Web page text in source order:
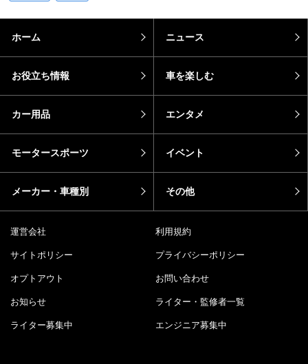
ホーム ニュース
お役立ち情報 車を楽しむ
カー用品 エンタメ
モータースポーツ イベント
メーカー・車種別 その他
運営会社 利用規約
サイトポリシー プライバシーポリシー
オプトアウト お問い合わせ
お知らせ ライター・監修者一覧
ライター募集中 エンジニア募集中